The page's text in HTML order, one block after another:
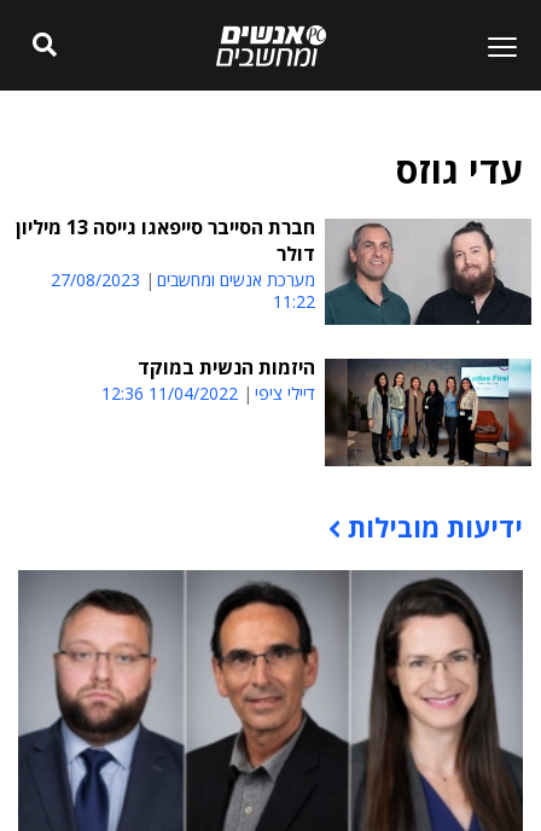
עדי גוזס
חברת הסייבר סייפאגו גייסה 13 מיליון
דולר
מערכת אנשים ומחשבים
27/08/2023
11:22
היזמות הנשית במוקד
דיילי ציפי 11/04/2022 12:36
תוכן פרסומי
ידיעות מובילות